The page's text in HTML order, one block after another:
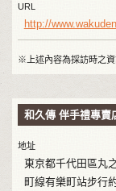
URL
http://
※上述內容為採訪時之資
和久傳 伴手禮專賣
地址
東京都千代田區丸
町線有樂町站步行